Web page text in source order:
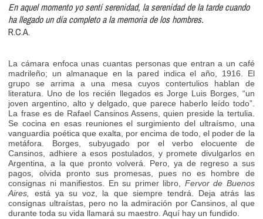
En aquel momento yo sentí serenidad, la serenidad de la tarde cuando
ha llegado un día completo a la memoria de los hombres.
R.C.A.
La cámara enfoca unas cuantas personas que entran a un café
madrileño; un almanaque en la pared indica el año, 1916. El
grupo se arrima a una mesa cuyos contertulios hablan de
literatura. Uno de los recién llegados es Jorge Luis Borges, “un
joven argentino, alto y delgado, que parece haberlo leído todo”.
La frase es de Rafael Cansinos Assens, quien preside la tertulia.
Se cocina en esas reuniones el surgimiento del ultraísmo, una
vanguardia poética que exalta, por encima de todo, el poder de la
metáfora. Borges, subyugado por el verbo elocuente de
Cansinos, adhiere a esos postulados, y promete divulgarlos en
Argentina, a la que pronto volverá. Pero, ya de regreso a sus
pagos, olvida pronto sus promesas, pues no es hombre de
consignas ni manifiestos. En su primer libro, Fervor de Buenos
Aires,
está ya su voz, la que siempre tendrá. Deja atrás las
consignas ultraístas, pero no la admiración por Cansinos, al que
durante toda su vida llamará su maestro. Aquí hay un fundido.